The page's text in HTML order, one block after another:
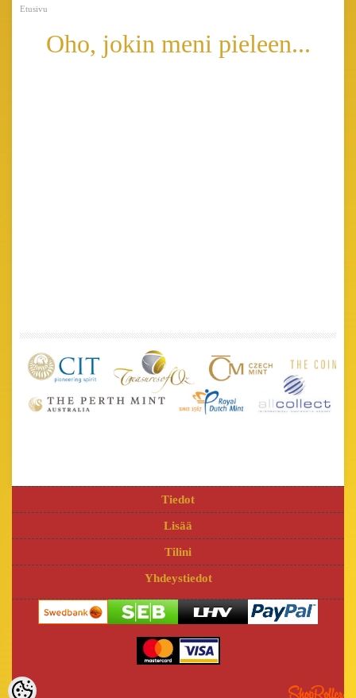
Etusivu
Oho, jokin meni pieleen...
Tiedot
Lisää
Tilini
Yhdeystiedot